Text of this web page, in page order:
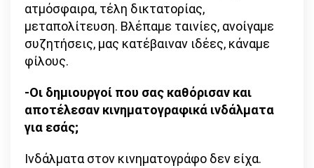
ατμόσφαιρα, τέλη δικτατορίας,
μεταπολίτευση. Βλέπαμε ταινίες, ανοίγαμε
συζητήσεις, μας κατέβαιναν ιδέες, κάναμε
φίλους.
-Οι δημιουργοί που σας καθόρισαν και
αποτέλεσαν κινηματογραφικά ινδάλματα
για εσάς;
Ινδάλματα στον κινηματογράφο δεν είχα.